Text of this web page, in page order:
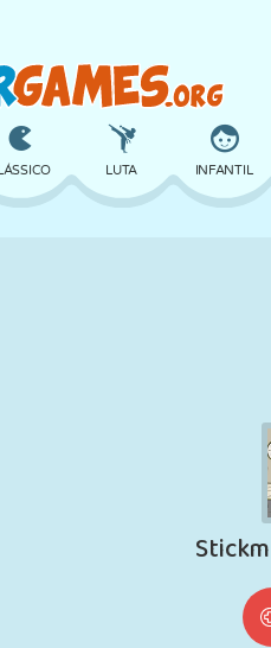
LUTA INFANTIL
ROBÔ